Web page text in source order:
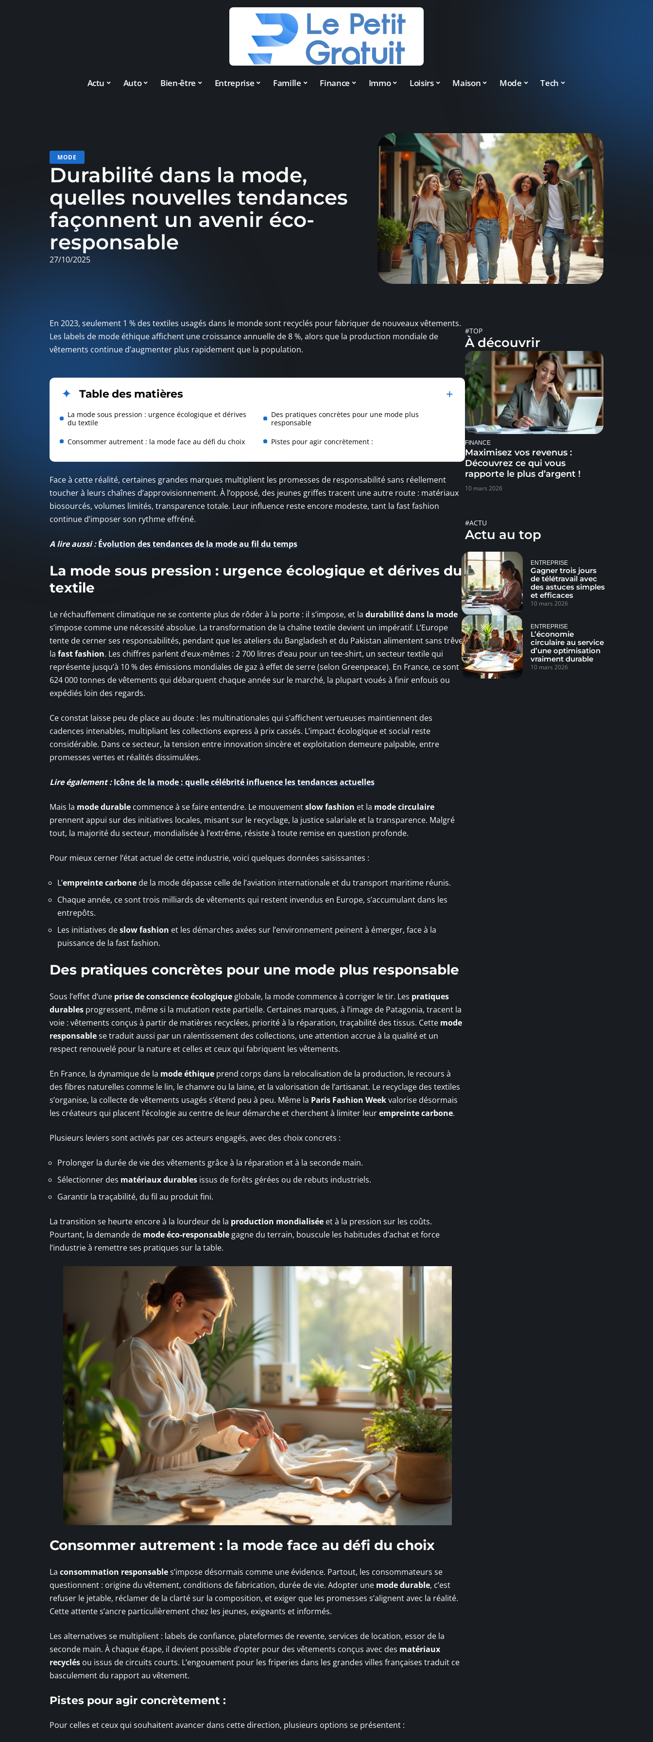
Actu Auto Bien-être Entreprise Famille Finance Immo Loisirs Maison Mode Tech
MODE
Durabilité dans la mode,
quelles nouvelles tendances
façonnent un avenir éco-
responsable
27/10/2025
En 2023, seulement 1 % des textiles usagés dans le monde sont recyclés pour fabriquer de nouveaux vêtements.
Les labels de mode éthique affichent une croissance annuelle de 8 %, alors que la production mondiale de
vêtements continue d’augmenter plus rapidement que la population.
Table des matières
La mode sous pression : urgence écologique et dérives
du textile
Des pratiques concrètes pour une mode plus
responsable
Consommer autrement : la mode face au défi du choix Pistes pour agir concrètement :
Face à cette réalité, certaines grandes marques multiplient les promesses de responsabilité sans réellement
toucher à leurs chaînes d’approvisionnement. À l’opposé, des jeunes griffes tracent une autre route : matériaux
biosourcés, volumes limités, transparence totale. Leur influence reste encore modeste, tant la fast fashion
continue d’imposer son rythme effréné.
A lire aussi : Évolution des tendances de la mode au fil du temps
La mode sous pression : urgence écologique et dérives du
textile
Le réchauffement climatique ne se contente plus de rôder à la porte : il s’impose, et la durabilité dans la mode
s’impose comme une nécessité absolue. La transformation de la chaîne textile devient un impératif. L’Europe
tente de cerner ses responsabilités, pendant que les ateliers du Bangladesh et du Pakistan alimentent sans trêve
la fast fashion. Les chiffres parlent d’eux-mêmes : 2 700 litres d’eau pour un tee-shirt, un secteur textile qui
représente jusqu’à 10 % des émissions mondiales de gaz à effet de serre (selon Greenpeace). En France, ce sont
624 000 tonnes de vêtements qui débarquent chaque année sur le marché, la plupart voués à finir enfouis ou
expédiés loin des regards.
Ce constat laisse peu de place au doute : les multinationales qui s’affichent vertueuses maintiennent des
cadences intenables, multipliant les collections express à prix cassés. L’impact écologique et social reste
considérable. Dans ce secteur, la tension entre innovation sincère et exploitation demeure palpable, entre
promesses vertes et réalités dissimulées.
Lire également : Icône de la mode : quelle célébrité influence les tendances actuelles
Mais la mode durable commence à se faire entendre. Le mouvementslow fashion et la mode circulaire
prennent appui sur des initiatives locales, misant sur le recyclage, la justice salariale et la transparence. Malgré
tout, la majorité du secteur, mondialisée à l’extrême, résiste à toute remise en question profonde.
Pour mieux cerner l’état actuel de cette industrie, voici quelques données saisissantes :
L’empreinte carbone de la mode dépasse celle de l’aviation internationale et du transport maritime réunis.
Chaque année, ce sont trois milliards de vêtements qui restent invendus en Europe, s’accumulant dans les
entrepôts.
Les initiatives deslow fashion et les démarches axées sur l’environnement peinent à émerger, face à la
puissance de la fast fashion.
Des pratiques concrètes pour une mode plus responsable
Sous l’effet d’une prise de conscience écologique globale, la mode commence à corriger le tir. Les pratiques
durables progressent, même si la mutation reste partielle. Certaines marques, à l’image de Patagonia, tracent la
voie : vêtements conçus à partir de matières recyclées, priorité à la réparation, traçabilité des tissus. Cette mode
responsablese traduit aussi par un ralentissement des collections, une attention accrue à la qualité et un
respect renouvelé pour la nature et celles et ceux qui fabriquent les vêtements.
En France, la dynamique de la mode éthique prend corps dans la relocalisation de la production, le recours à
des fibres naturelles comme le lin, le chanvre ou la laine, et la valorisation de l’artisanat. Le recyclage des textiles
s’organise, la collecte de vêtements usagés s’étend peu à peu. Même la Paris Fashion Weekvalorise désormais
les créateurs qui placent l’écologie au centre de leur démarche et cherchent à limiter leurempreinte carbone.
Plusieurs leviers sont activés par ces acteurs engagés, avec des choix concrets :
Prolonger la durée de vie des vêtements grâce à la réparation et à la seconde main.
Sélectionner des matériaux durables issus de forêts gérées ou de rebuts industriels.
Garantir la traçabilité, du fil au produit fini.
La transition se heurte encore à la lourdeur de la production mondialisée et à la pression sur les coûts.
Pourtant, la demande de mode éco-responsable gagne du terrain, bouscule les habitudes d’achat et force
l’industrie à remettre ses pratiques sur la table.
Consommer autrement : la mode face au défi du choix
La consommation responsables’impose désormais comme une évidence. Partout, les consommateurs se
questionnent : origine du vêtement, conditions de fabrication, durée de vie. Adopter une mode durable, c’est
refuser le jetable, réclamer de la clarté sur la composition, et exiger que les promesses s’alignent avec la réalité.
Cette attente s’ancre particulièrement chez les jeunes, exigeants et informés.
Les alternatives se multiplient : labels de confiance, plateformes de revente, services de location, essor de la
seconde main. À chaque étape, il devient possible d’opter pour des vêtements conçus avec des matériaux
recyclés ou issus de circuits courts. L’engouement pour les friperies dans les grandes villes françaises traduit ce
basculement du rapport au vêtement.
Pistes pour agir concrètement :
Pour celles et ceux qui souhaitent avancer dans cette direction, plusieurs options se présentent :
#TOP
À découvrir
FINANCE
Maximisez vos revenus :
Découvrez ce qui vous
rapporte le plus d’argent !
10 mars 2026
#ACTU
Actu au top
ENTREPRISE
Gagner trois jours
de télétravail avec
des astuces simples
et efficaces
10 mars 2026
ENTREPRISE
L’économie
circulaire au service
d’une optimisation
vraiment durable
10 mars 2026